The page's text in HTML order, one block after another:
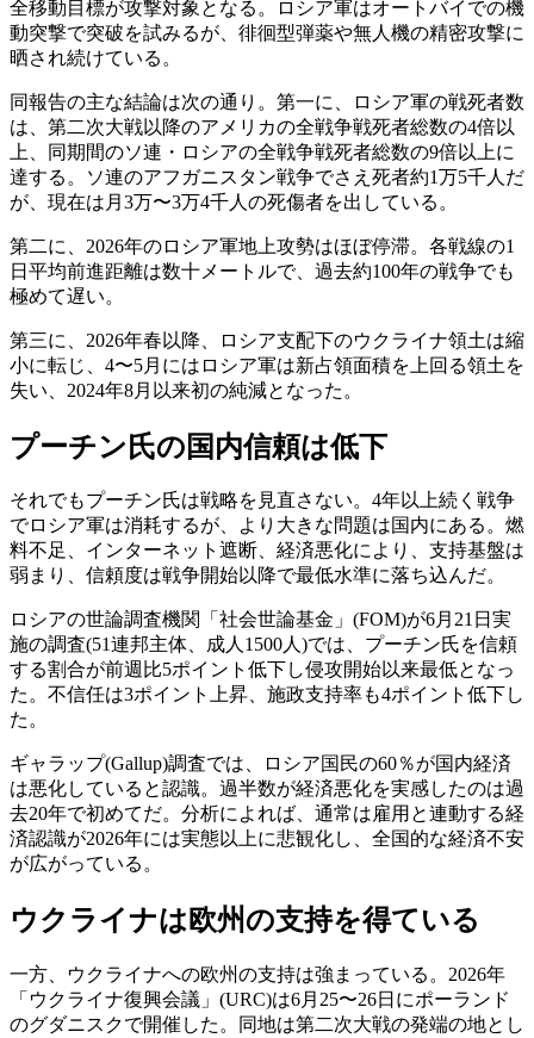
全移動目標が攻撃対象となる。ロシア軍はオートバイでの機
動突撃で突破を試みるが、徘徊型弾薬や無人機の精密攻撃に
晒され続けている。
同報告の主な結論は次の通り。第一に、ロシア軍の戦死者数
は、第二次大戦以降のアメリカの全戦争戦死者総数の4倍以
上、同期間のソ連・ロシアの全戦争戦死者総数の9倍以上に
達する。ソ連のアフガニスタン戦争でさえ死者約1万5千人だ
が、現在は月3万〜3万4千人の死傷者を出している。
第二に、2026年のロシア軍地上攻勢はほぼ停滞。各戦線の1
日平均前進距離は数十メートルで、過去約100年の戦争でも
極めて遅い。
第三に、2026年春以降、ロシア支配下のウクライナ領土は縮
小に転じ、4〜5月にはロシア軍は新占領面積を上回る領土を
失い、2024年8月以来初の純減となった。
プーチン氏の国内信頼は低下
それでもプーチン氏は戦略を見直さない。4年以上続く戦争
でロシア軍は消耗するが、より大きな問題は国内にある。燃
料不足、インターネット遮断、経済悪化により、支持基盤は
弱まり、信頼度は戦争開始以降で最低水準に落ち込んだ。
ロシアの世論調査機関「社会世論基金」(FOM)が6月21日実
施の調査(51連邦主体、成人1500人)では、プーチン氏を信頼
する割合が前週比5ポイント低下し侵攻開始以来最低となっ
た。不信任は3ポイント上昇、施政支持率も4ポイント低下し
た。
ギャラップ(Gallup)調査では、ロシア国民の60％が国内経済
は悪化していると認識。過半数が経済悪化を実感したのは過
去20年で初めてだ。分析によれば、通常は雇用と連動する経
済認識が2026年には実態以上に悲観化し、全国的な経済不安
が広がっている。
ウクライナは欧州の支持を得ている
一方、ウクライナへの欧州の支持は強まっている。2026年
「ウクライナ復興会議」(URC)は6月25〜26日にポーランド
のグダニスクで開催した。同地は第二次大戦の発端の地とし